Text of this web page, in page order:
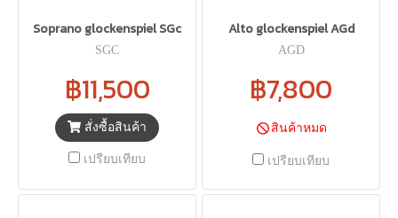
Soprano glockenspiel SGc
SGC
฿11,500
สั่งซื้อสินค้า
เปรียบเทียบ
Alto glockenspiel AGd
AGD
฿7,800
สินค้าหมด
เปรียบเทียบ